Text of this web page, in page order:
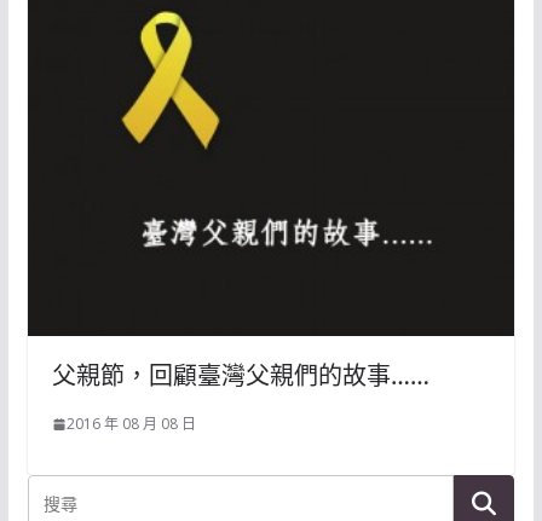
父親節，回顧臺灣父親們的故事……
2016 年 08 月 08 日